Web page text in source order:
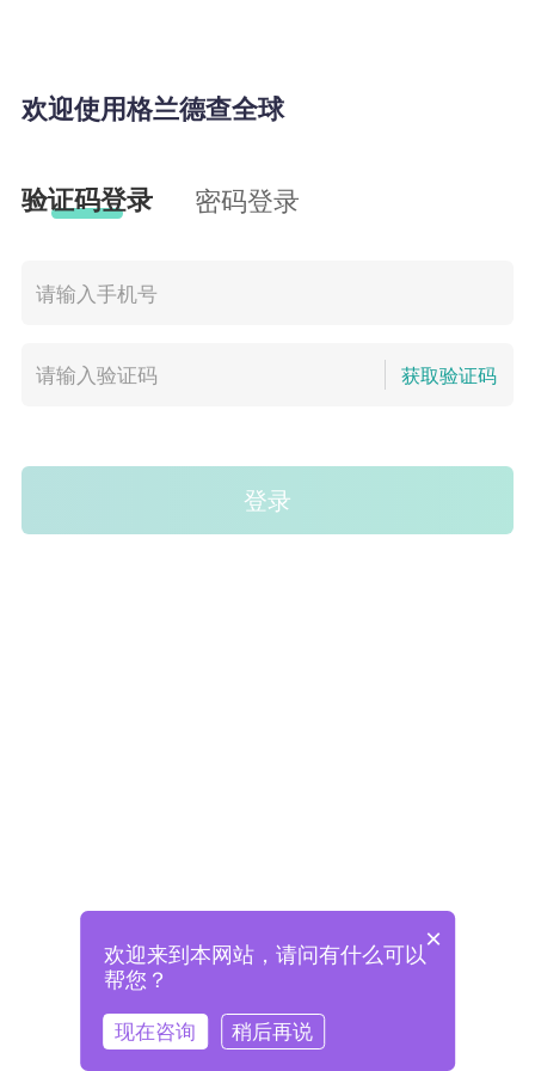
欢迎使用格兰德查全球
验证码登录 密码登录
获取验证码
登录
登录即表示已阅读并同意《格兰德官网用户协议》
×
欢迎来到本网站，请问有什么可以
帮您？
现在咨询 稍后再说